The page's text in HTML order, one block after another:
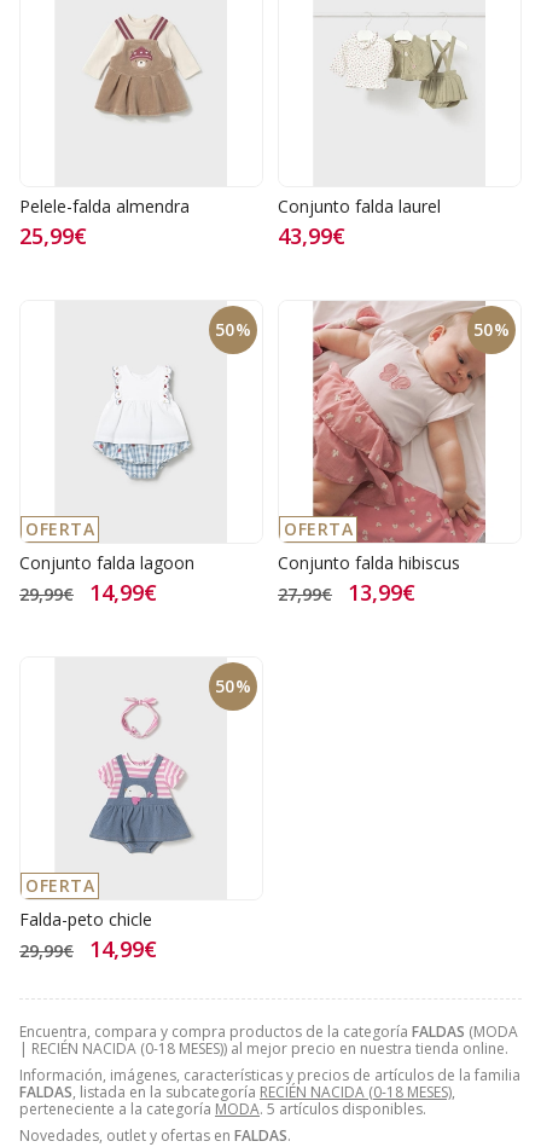
Encuentra, compara y compra productos de la categoría FALDAS (MODA
| RECIÉN NACIDA (0-18 MESES)) al mejor precio en nuestra tienda online.
Información, imágenes, características y precios de artículos de la familia
FALDAS, listada en la subcategoría RECIÉN NACIDA (0-18 MESES),
perteneciente a la categoría MODA. 5 artículos disponibles.
Novedades, outlet y ofertas en FALDAS.
Pelele-falda almendra
25,99€
Conjunto falda laurel
43,99€
50%
OFERTA
Conjunto falda lagoon
29,99€
14,99€
50%
OFERTA
Conjunto falda hibiscus
27,99€
13,99€
50%
OFERTA
Falda-peto chicle
29,99€
14,99€